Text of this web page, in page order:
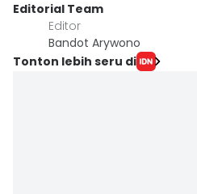
Editorial Team
Editor
Bandot Arywono
Tonton lebih seru di